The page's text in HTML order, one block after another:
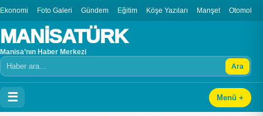
Ekonomi Foto Galeri Gündem Eğitim Köşe Yazıları Manşet Otomobil
MANİSATÜRK
Manisa’nın Haber Merkezi
Arama Ara
☰ Menü +